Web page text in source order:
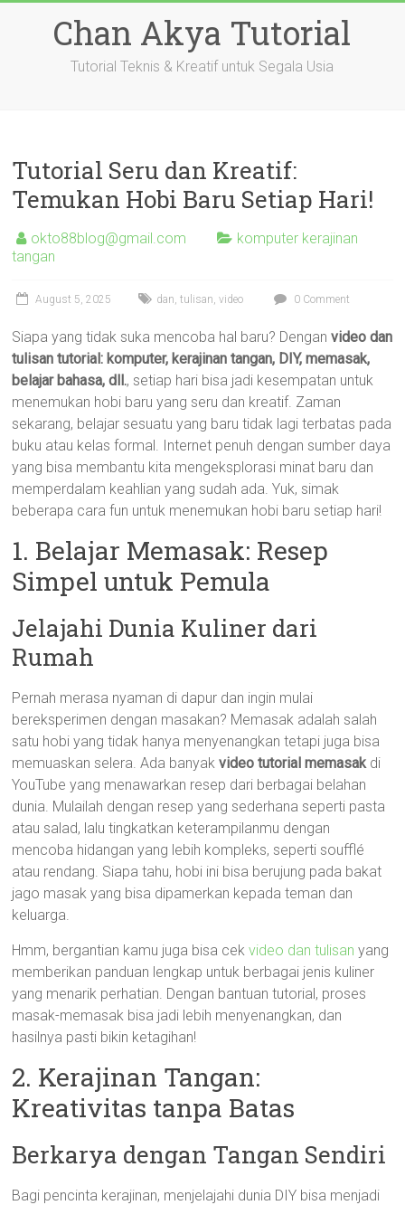
Chan Akya Tutorial
Tutorial Teknis & Kreatif untuk Segala Usia
Tutorial Seru dan Kreatif:
Temukan Hobi Baru Setiap Hari!
okto88blog@gmail.com
komputer kerajinan
tangan
August 5, 2025 dan,tulisan,video 0 Comment
Siapa yang tidak suka mencoba hal baru? Denganvideo dan
tulisan tutorial: komputer, kerajinan tangan, DIY, memasak,
belajar bahasa, dll., setiap hari bisa jadi kesempatan untuk
menemukan hobi baru yang seru dan kreatif. Zaman
sekarang, belajar sesuatu yang baru tidak lagi terbatas pada
buku atau kelas formal. Internet penuh dengan sumber daya
yang bisa membantu kita mengeksplorasi minat baru dan
memperdalam keahlian yang sudah ada. Yuk, simak
beberapa cara fun untuk menemukan hobi baru setiap hari!
1. Belajar Memasak: Resep
Simpel untuk Pemula
Jelajahi Dunia Kuliner dari
Rumah
Pernah merasa nyaman di dapur dan ingin mulai
bereksperimen dengan masakan? Memasak adalah salah
satu hobi yang tidak hanya menyenangkan tetapi juga bisa
memuaskan selera. Ada banyakvideo tutorial memasakdi
YouTube yang menawarkan resep dari berbagai belahan
dunia. Mulailah dengan resep yang sederhana seperti pasta
atau salad, lalu tingkatkan keterampilanmu dengan
mencoba hidangan yang lebih kompleks, seperti soufflé
atau rendang. Siapa tahu, hobi ini bisa berujung pada bakat
jago masak yang bisa dipamerkan kepada teman dan
keluarga.
Hmm, bergantian kamu juga bisa cekvideo dan tulisan yang
memberikan panduan lengkap untuk berbagai jenis kuliner
yang menarik perhatian. Dengan bantuan tutorial, proses
masak-memasak bisa jadi lebih menyenangkan, dan
hasilnya pasti bikin ketagihan!
2. Kerajinan Tangan:
Kreativitas tanpa Batas
Berkarya dengan Tangan Sendiri
Bagi pencinta kerajinan, menjelajahi dunia DIY bisa menjadi